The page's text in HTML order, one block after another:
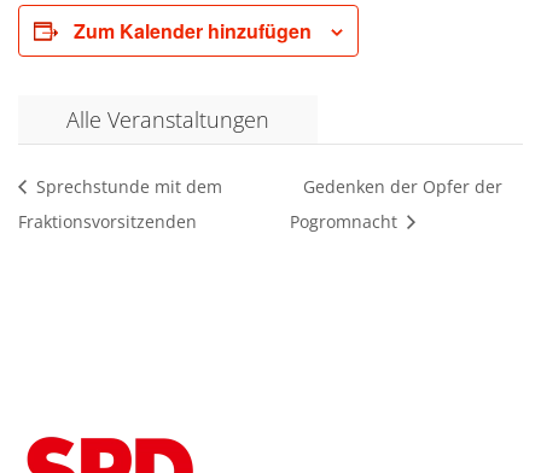
Zum Kalender hinzufügen
Alle Veranstaltungen
Sprechstunde mit dem
Fraktionsvorsitzenden
Gedenken der Opfer der
Pogromnacht